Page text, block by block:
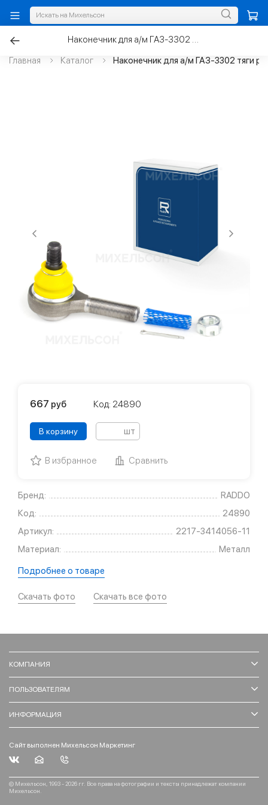
Главная Каталог Наконечник для а/м ГАЗ-3302 тяги
Бренд:
RADDO
Код:
24890
Артикул:
2217-3414056-11
Материал:
Металл
Подробнее о товаре
Скачать фото Скачать все фото
667 руб Код: 24890
В корзину шт
В избранное Сравнить
КОМПАНИЯ
ПОЛЬЗОВАТЕЛЯМ
ИНФОРМАЦИЯ
Сайт выполнен Михельсон Маркетинг
© Михельсон, 1993 - 2026 гг. Все права на фотографии и тексты принадлежат компании
Михельсон.